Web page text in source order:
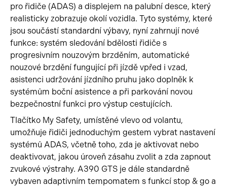
pro řidiče (ADAS) a displejem na palubní desce, který
realisticky zobrazuje okolí vozidla. Tyto systémy, které
jsou součástí standardní výbavy, nyní zahrnují nové
funkce: systém sledování bdělosti řidiče s
progresivním nouzovým brzděním, automatické
nouzové brzdění fungující při jízdě vpřed i vzad,
asistenci udržování jízdního pruhu jako doplněk k
systémům boční asistence a při parkování novou
bezpečnostní funkci pro výstup cestujících.
Tlačítko My Safety, umístěné vlevo od volantu,
umožňuje řidiči jednoduchým gestem vybrat nastavení
systémů ADAS, včetně toho, zda je aktivovat nebo
deaktivovat, jakou úroveň zásahu zvolit a zda zapnout
zvukové výstrahy. A390 GTS je dále standardně
vybaven adaptivním tempomatem s funkcí stop & go a